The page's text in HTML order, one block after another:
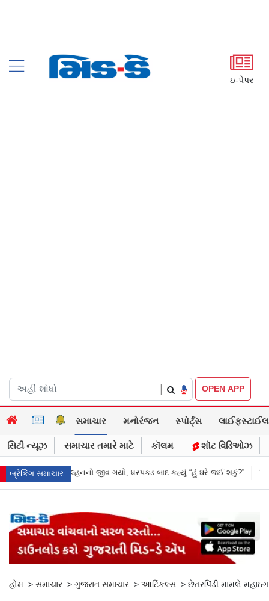
ઇ-પેપર
OPEN APP
સમાચાર મનોરંજન સ્પોર્ટ્સ લાઈફસ્ટાઈલ
સિટી ન્યૂઝ સમાચાર તમારે માટે કૉલમ શૉટ વિડિઓઝ
બ્રેકિંગ સમાચાર
બાદ કહ્યું “હું ઘરે જઈ શકું?” ‘હું બાબા બાગેશ્વર નથી...’: IIT દિલ્હીમાં
હોમ > સમાચાર > ગુજરાત સમાચાર > આર્ટિકલ્સ > છેતરપિંડી મામલે